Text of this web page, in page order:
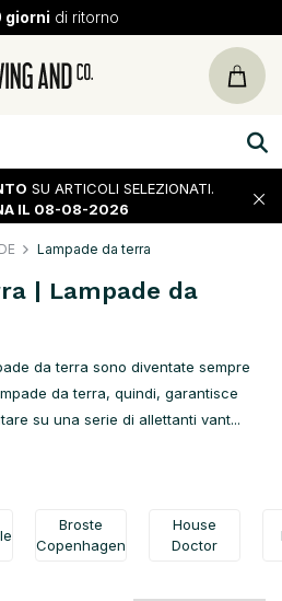
giorni di ritorno
SU ARTICOLI SELEZIONATI.
IL 08-08-2026
Lampade da terra
| Lampade da
da terra sono diventate sempre
da terra, quindi, garantisce
su una serie di allettanti vant...
Broste
Copenhagen
House
Doctor